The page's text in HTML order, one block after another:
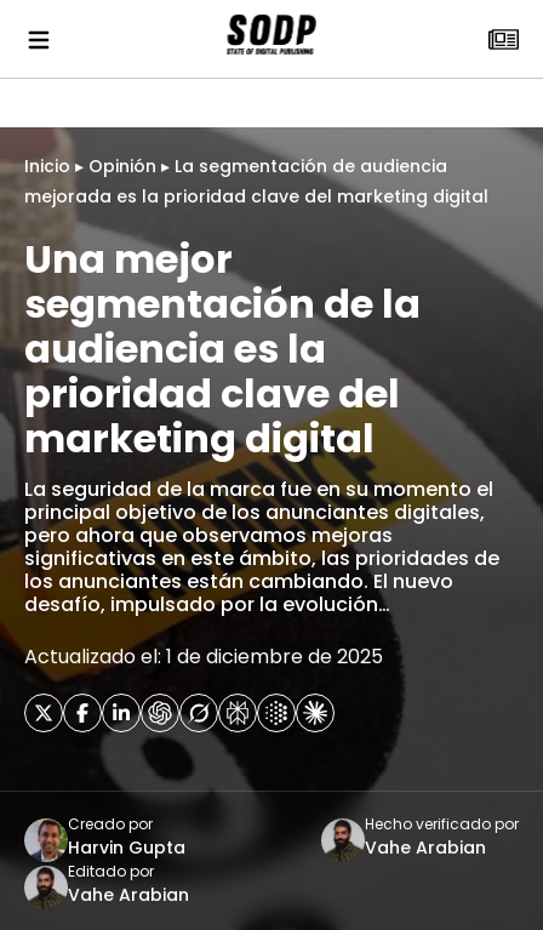
Inicio ▸ Opinión ▸ La segmentación de audiencia
mejorada es la prioridad clave del marketing digital
Una mejor
segmentación de la
audiencia es la
prioridad clave del
marketing digital
La seguridad de la marca fue en su momento el
principal objetivo de los anunciantes digitales,
pero ahora que observamos mejoras
significativas en este ámbito, las prioridades de
los anunciantes están cambiando. El nuevo
desafío, impulsado por la evolución…
Actualizado el: 1 de diciembre de 2025
Creado por
Harvin Gupta
Hecho verificado por
Vahe Arabian
Editado por
Vahe Arabian